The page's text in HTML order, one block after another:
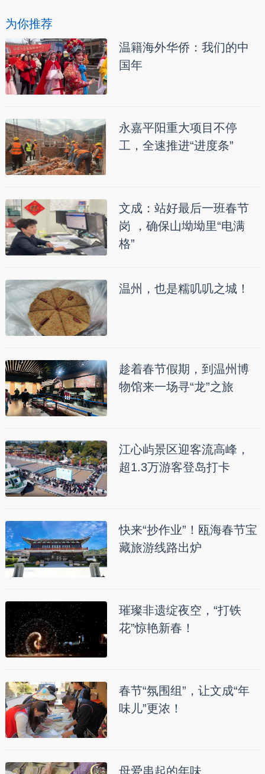
为你推荐
温籍海外华侨：我们的中
国年
永嘉平阳重大项目不停
工，全速推进“进度条”
文成：站好最后一班春节
岗 ，确保山坳坳里“电满
格”
温州，也是糯叽叽之城！
趁着春节假期，到温州博
物馆来一场寻“龙”之旅
江心屿景区迎客流高峰，
超1.3万游客登岛打卡
快来“抄作业”！瓯海春节宝
藏旅游线路出炉
璀璨非遗绽夜空，“打铁
花”惊艳新春！
春节“氛围组”，让文成“年
味儿”更浓！
母爱串起的年味